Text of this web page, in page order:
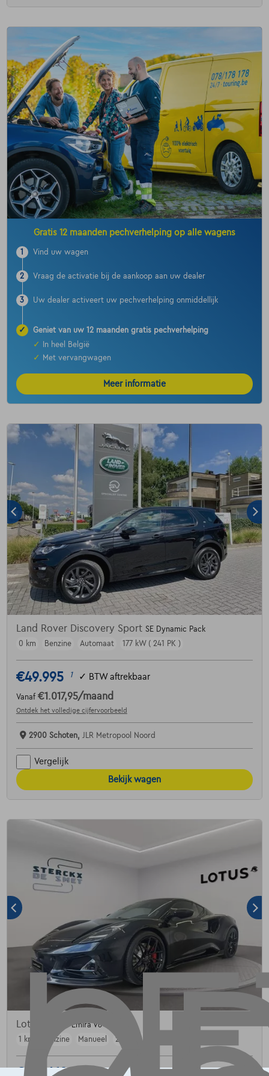
Gratis 12 maanden pechverhelping op alle wagens
1 Vind uw wagen
2 Vraag de activatie bij de aankoop aan uw dealer
3 Uw dealer activeert uw pechverhelping onmiddellijk
✓
Geniet van uw 12 maanden gratis pechverhelping
✓
In heel België
✓
Met vervangwagen
Meer informatie
Land Rover Discovery Sport SE Dynamic Pack
0 km
Benzine Automaat 177 kW ( 241 PK )
€49.995 1 ✓ BTW aftrekbaar
Vanaf €1.017,95/maand
Ontdek het volledige cijfervoorbeeld
2900 Schoten, JLR Metropool Noord
Vergelijk
Bekijk wagen
Lotus EmiraEmira V6 SE
1 km
Benzine Manueel 298 kW ( 405 PK )
€128.410 BTW aftrekbaar